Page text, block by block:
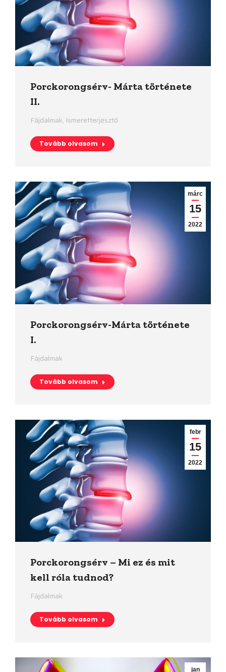
Porckorongsérv- Márta története
II.
Fájdalmak, Ismeretterjesztő
Tovább olvasom
márc
15
2022
Porckorongsérv-Márta története
I.
Fájdalmak
Tovább olvasom
febr
15
2022
Porckorongsérv – Mi ez és mit
kell róla tudnod?
Fájdalmak
Tovább olvasom
jan